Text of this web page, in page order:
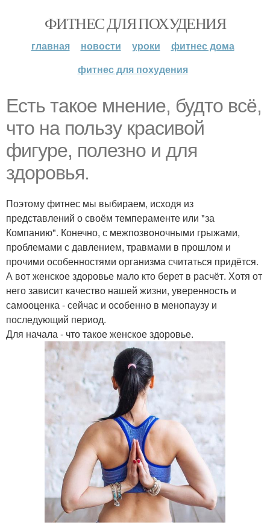
ФИТНЕС ДЛЯ ПОХУДЕНИЯ
главная новости уроки
фитнес дома
фитнес для похудения
Есть такое мнение, будто всё,
что на пользу красивой
фигуре, полезно и для
здоровья.
Поэтому фитнес мы выбираем, исходя из
представлений о своём темпераменте или "за
Компанию". Конечно, с межпозвоночными грыжами,
проблемами с давлением, травмами в прошлом и
прочими особенностями организма считаться придётся.
А вот женское здоровье мало кто берет в расчёт. Хотя от
него зависит качество нашей жизни, уверенность и
самооценка - сейчас и особенно в менопаузу и
последующий период.
Для начала - что такое женское здоровье.